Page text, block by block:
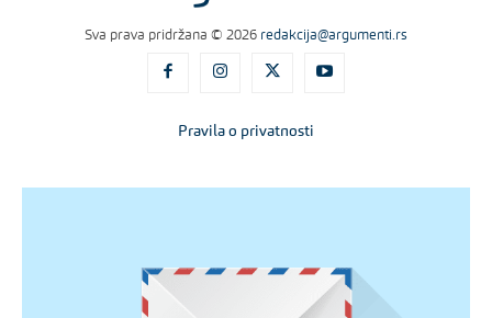
Sva prava pridržana © 2026 redakcija@argumenti.rs
Pravila o privatnosti